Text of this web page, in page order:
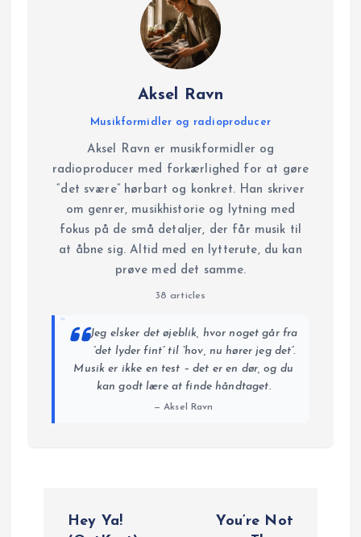
Aksel Ravn
Musikformidler og radioproducer
Aksel Ravn er musikformidler og
radioproducer med forkærlighed for at gøre
“det svære” hørbart og konkret. Han skriver
om genrer, musikhistorie og lytning med
fokus på de små detaljer, der får musik til
at åbne sig. Altid med en lytterute, du kan
prøve med det samme.
38 articles
“
Jeg elsker det øjeblik, hvor noget går fra
“det lyder fint” til “hov, nu hører jeg det”.
Musik er ikke en test – det er en dør, og du
kan godt lære at finde håndtaget.
— Aksel Ravn
Hey Ya!
You’re Not